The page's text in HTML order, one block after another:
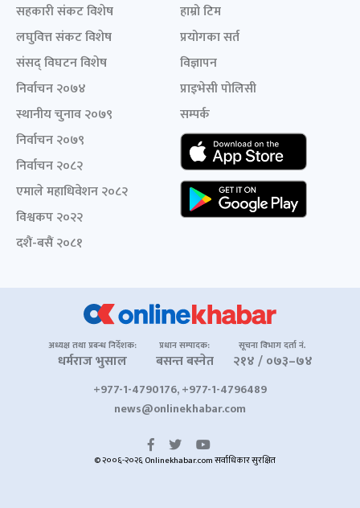
सहकारी संकट विशेष
लघुवित्त संकट विशेष
संसद् विघटन विशेष
निर्वाचन २०७४
स्थानीय चुनाव २०७९
निर्वाचन २०७९
निर्वाचन २०८२
एमाले महाधिवेशन २०८२
विश्वकप २०२२
दशैं-बसैं २०८१
हाम्रो टिम
प्रयोगका सर्त
विज्ञापन
प्राइभेसी पोलिसी
सम्पर्क
अध्यक्ष तथा प्रबन्ध निर्देशक:
धर्मराज भुसाल
प्रधान सम्पादक:
बसन्त बस्नेत
सूचना विभाग दर्ता नं.
२१४ / ०७३–७४
+977-1-4790176, +977-1-4796489
news@onlinekhabar.com
© २००६-२०२६ Onlinekhabar.com सर्वाधिकार सुरक्षित